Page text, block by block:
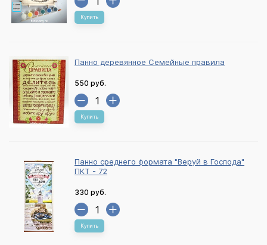
Купить
Панно деревянное Семейные правила
550 руб.
Купить
Панно среднего формата "Веруй в Господа"
ПКТ - 72
330 руб.
Купить